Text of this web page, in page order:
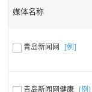
媒体名称
青岛新闻网 [例]
青岛新闻网健康 [例]